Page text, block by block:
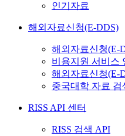
인기자료
해외자료신청(E-DDS)
해외자료신청(E-
비용지원 서비스
해외자료신청(E-
중국대학 자료 검
RISS API 센터
RISS 검색 API